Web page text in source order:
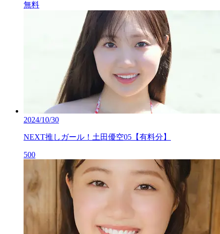
無料
2024/10/30
NEXT推しガール！土田優空05【有料分】
500